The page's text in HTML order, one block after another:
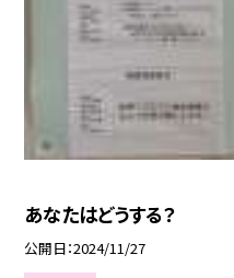
あなたはどうする？
公開日 2024/11/27